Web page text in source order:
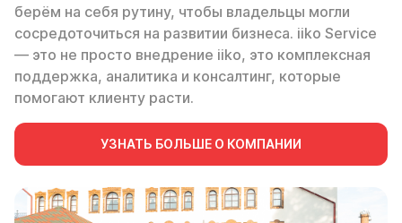
берём на себя рутину, чтобы владельцы могли
сосредоточиться на развитии бизнеса. iiko Service
— это не просто внедрение iiko, это комплексная
поддержка, аналитика и консалтинг, которые
помогают клиенту расти.
УЗНАТЬ БОЛЬШЕ О КОМПАНИИ